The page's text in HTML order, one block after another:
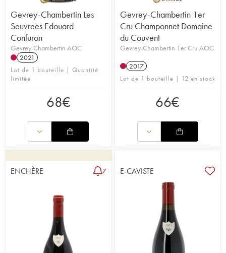
Gevrey-Chambertin Les
Seuvrees Edouard
Confuron
Gevrey-Chambertin AOC
2021
Lot de 1 bouteille | Quantité
limitée
68€
Gevrey-Chambertin 1er
Cru Champonnet Domaine
du Couvent
Gevrey-Chambertin 1er Cru AOC
2017
Lot de 1 bouteille | 12 en stock
66€
ENCHÈRE 7 E-CAVISTE